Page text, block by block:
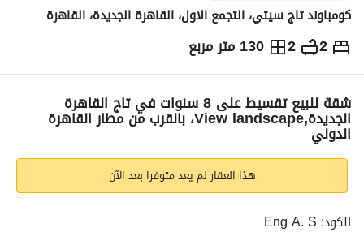
كومباوند تاج سيتي، التجمع الاول، القاهرة الجديدة، القاهرة
2
2 130 متر مربع ج.م10,100,000
الاماكن القريبةشقة للبيع تقسيط على 8 سنوات في تاج القاهرة
الجديدة,View landscape، بالقرب من مطار القاهرة
الدولي
هذا العقار لم يعد متوفرا بعد الآن
الكود: Eng A. S